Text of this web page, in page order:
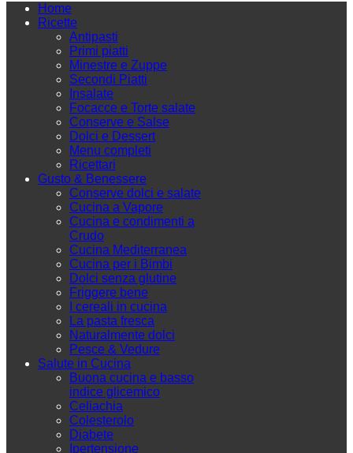
Home
Ricette
Antipasti
Primi piatti
Minestre e Zuppe
Secondi Piatti
Insalate
Focacce e Torte salate
Conserve e Salse
Dolci e Dessert
Menu completi
Ricettari
Gusto & Benessere
Conserve dolci e salate
Cucina a Vapore
Cucina e condimenti a
Crudo
Cucina Mediterranea
Cucina per i Bimbi
Dolci senza glutine
Friggere bene
I cereali in cucina
La pasta fresca
Naturalmente dolci
Pesce & Vedure
Salute in Cucina
Buona cucina e basso
indice glicemico
Celiachia
Colesterolo
Diabete
Ipertensione